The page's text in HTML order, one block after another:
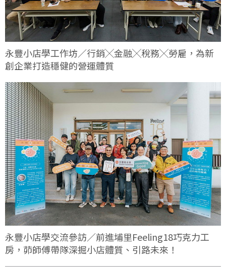
永豐小店學工作坊／行銷╳金融╳稅務╳勞雇，為新
創企業打造穩健的營運體質
永豐小店學交流參訪／前進埔里Feeling18巧克力工
房，茆師傅帶隊深掘小店體質、引路未來！